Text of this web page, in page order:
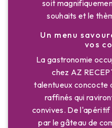
soit
souhaits et le
Un menu
vos
La gastronomie
chez AZ
talentueux concocte
raffinés qui
convives. De l'apéritif
par le gâteau de